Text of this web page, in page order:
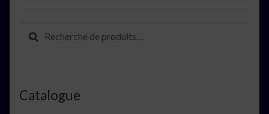
pour :
Catalogue